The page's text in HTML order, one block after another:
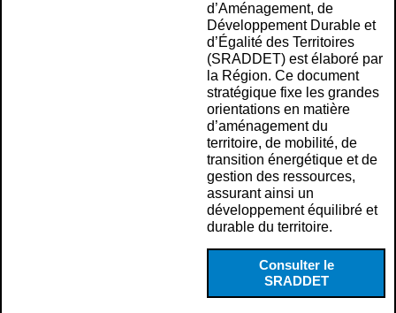
d’Aménagement, de
Développement Durable et
d’Égalité des Territoires
(SRADDET) est élaboré par
la Région. Ce document
stratégique fixe les grandes
orientations en matière
d’aménagement du
territoire, de mobilité, de
transition énergétique et de
gestion des ressources,
assurant ainsi un
développement équilibré et
durable du territoire.
Consulter le
SRADDET